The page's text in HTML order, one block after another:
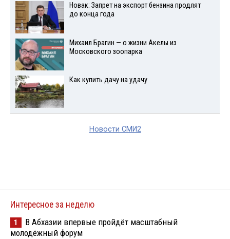
Новак: Запрет на экспорт бензина продлят
до конца года
Михаил Брагин — о жизни Акелы из
Московского зоопарка
Как купить дачу на удачу
Новости СМИ2
Интересное за неделю
1
В Абхазии впервые пройдёт масштабный
молодёжный форум